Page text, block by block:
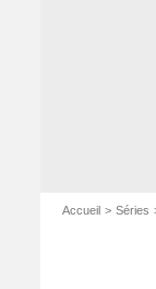
Accueil Séries